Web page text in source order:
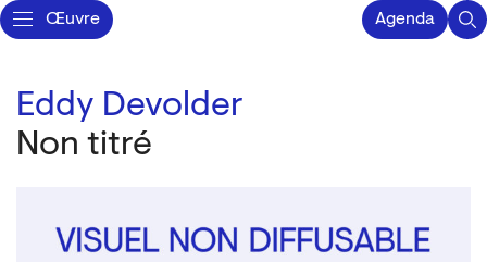
Œuvre Agenda
Eddy Devolder
Non titré